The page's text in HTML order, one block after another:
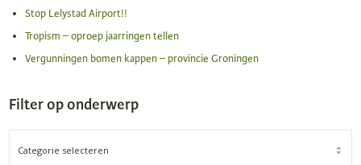
Stop Lelystad Airport!!
Tropism – oproep jaarringen tellen
Vergunningen bomen kappen – provincie Groningen
Filter op onderwerp
FILTER